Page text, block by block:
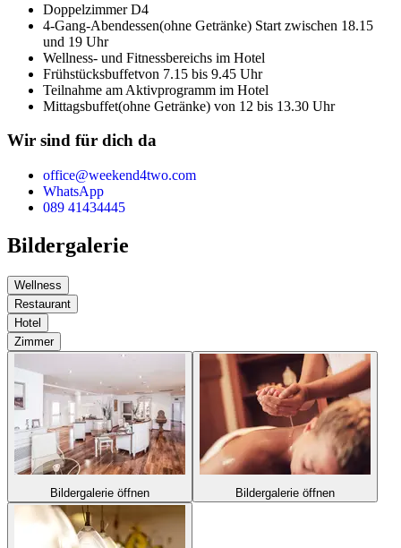
Doppelzimmer D4
4-Gang-Abendessen(ohne Getränke) Start zwischen 18.15
und 19 Uhr
Wellness- und Fitnessbereichs im Hotel
Frühstücksbuffetvon 7.15 bis 9.45 Uhr
Teilnahme am Aktivprogramm im Hotel
Mittagsbuffet(ohne Getränke) von 12 bis 13.30 Uhr
Wir sind für dich da
office@weekend4two.com
WhatsApp
089 41434445
Bildergalerie
Wellness
Restaurant
Hotel
Zimmer
Bildergalerie öffnen Bildergalerie öffnen